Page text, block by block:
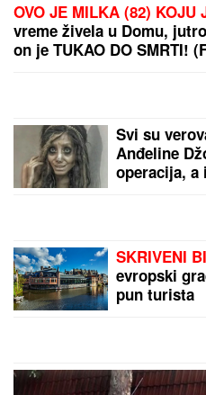
OVO JE MILKA (82) KOJU
vreme živela u Domu,
on je TUKAO DO SMRTI!
Svi su
Anđeline
operacija, a
SKRIVENI
evropski
pun turista